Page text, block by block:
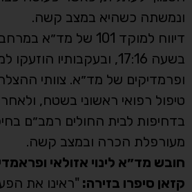
ונמשתה כשהיא במצב קשה.
דיווח למוקד 101 של
בשעה 17:16, ובעקבותיו
ופרמדיקים של מד״א. צוותי
טיפול רפואי ראשוני בשטח,
בדחיפות לבית החולים רמב״ם
מעורפלת הכרה ובמצב קשה.
חובש מד״א לינוי אזולאי
קזאן סיפרו בזירה: "ראינו את